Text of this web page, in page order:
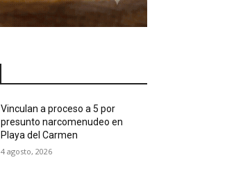
Vinculan a proceso a 5 por
presunto narcomenudeo en
Playa del Carmen
4 agosto, 2026